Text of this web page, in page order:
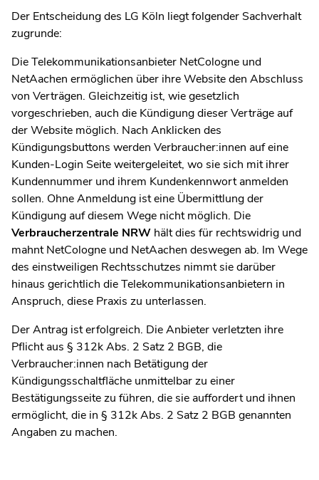
Der Entscheidung des LG Köln liegt folgender Sachverhalt
zugrunde:
Die Telekommunikationsanbieter NetCologne und
NetAachen ermöglichen über ihre Website den Abschluss
von Verträgen. Gleichzeitig ist, wie gesetzlich
vorgeschrieben, auch die Kündigung dieser Verträge auf
der Website möglich. Nach Anklicken des
Kündigungsbuttons werden Verbraucher:innen auf eine
Kunden-Login Seite weitergeleitet, wo sie sich mit ihrer
Kundennummer und ihrem Kundenkennwort anmelden
sollen. Ohne Anmeldung ist eine Übermittlung der
Kündigung auf diesem Wege nicht möglich. Die
Verbraucherzentrale NRW hält dies für rechtswidrig und
mahnt NetCologne und NetAachen deswegen ab. Im Wege
des einstweiligen Rechtsschutzes nimmt sie darüber
hinaus gerichtlich die Telekommunikationsanbietern in
Anspruch, diese Praxis zu unterlassen.
Der Antrag ist erfolgreich. Die Anbieter verletzten ihre
Pflicht aus § 312k Abs. 2 Satz 2 BGB, die
Verbraucher:innen nach Betätigung der
Kündigungsschaltfläche unmittelbar zu einer
Bestätigungsseite zu führen, die sie auffordert und ihnen
ermöglicht, die in § 312k Abs. 2 Satz 2 BGB genannten
Angaben zu machen.